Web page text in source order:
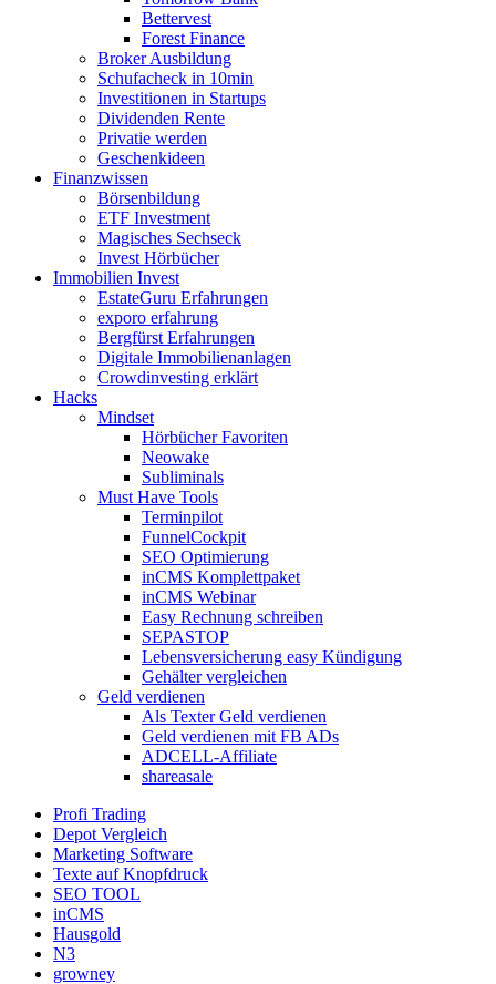
Bettervest
Forest Finance
Broker Ausbildung
Schufacheck in 10min
Investitionen in Startups
Dividenden Rente
Privatie werden
Geschenkideen
Finanzwissen
Börsenbildung
ETF Investment
Magisches Sechseck
Invest Hörbücher
Immobilien Invest
EstateGuru Erfahrungen
exporo erfahrung
Bergfürst Erfahrungen
Digitale Immobilienanlagen
Crowdinvesting erklärt
Hacks
Mindset
Hörbücher Favoriten
Neowake
Subliminals
Must Have Tools
Terminpilot
FunnelCockpit
SEO Optimierung
inCMS Komplettpaket
inCMS Webinar
Easy Rechnung schreiben
SEPASTOP
Lebensversicherung easy Kündigung
Gehälter vergleichen
Geld verdienen
Als Texter Geld verdienen
Geld verdienen mit FB ADs
ADCELL-Affiliate
shareasale
Profi Trading
Depot Vergleich
Marketing Software
Texte auf Knopfdruck
SEO TOOL
inCMS
Hausgold
N3
growney